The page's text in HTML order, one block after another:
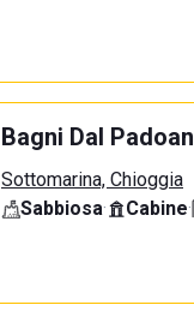
Bagni Dal Padoan
Sottomarina, Chioggia
Sabbiosa· Cabine·